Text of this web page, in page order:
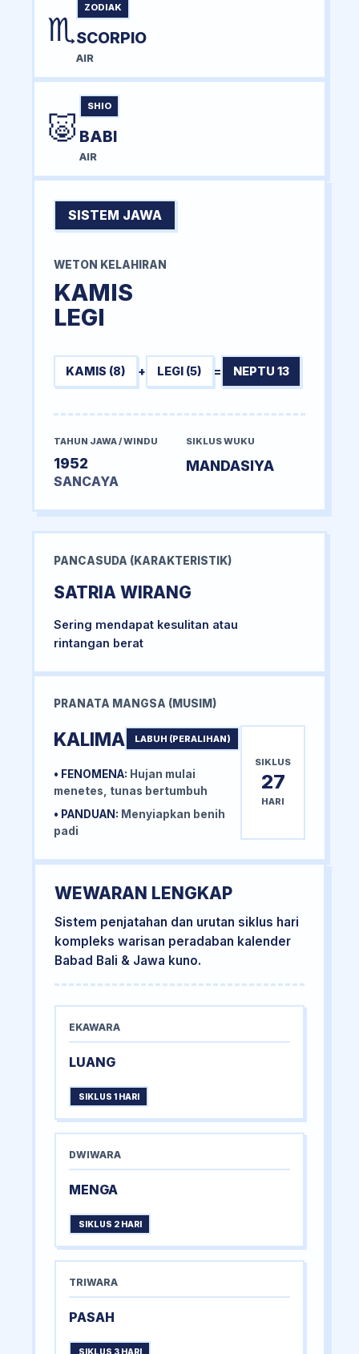
♏
ZODIAK
SCORPIO
AIR
🐷
SHIO
BABI
AIR
SISTEM JAWA
WETON KELAHIRAN
KAMIS
LEGI
KAMIS (8) + LEGI (5) = NEPTU 13
TAHUN JAWA / WINDU
1952
SANCAYA
SIKLUS WUKU
MANDASIYA
PANCASUDA (KARAKTERISTIK)
SATRIA WIRANG
Sering mendapat kesulitan atau
rintangan berat
PRANATA MANGSA (MUSIM)
KALIMA LABUH (PERALIHAN)
• FENOMENA: Hujan mulai
menetes, tunas bertumbuh
• PANDUAN: Menyiapkan benih
padi
SIKLUS
27
HARI
WEWARAN LENGKAP
Sistem penjatahan dan urutan siklus hari
kompleks warisan peradaban kalender
Babad Bali & Jawa kuno.
EKAWARA
LUANG
SIKLUS 1 HARI
DWIWARA
MENGA
SIKLUS 2 HARI
TRIWARA
PASAH
SIKLUS 3 HARI